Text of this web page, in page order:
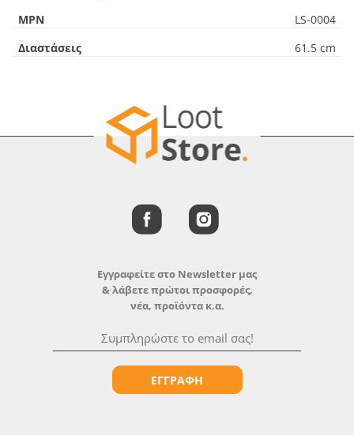
MPN
LS-0004
Διαστάσεις
61.5 cm
Εγγραφείτε στο Newsletter μας
& λάβετε πρώτοι προσφορές,
νέα, προϊόντα κ.α.
ΕΓΓΡΑΦΗ